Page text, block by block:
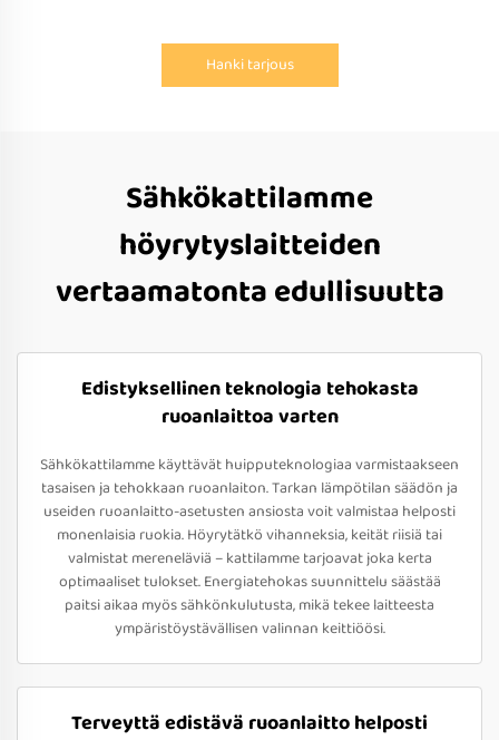
Hanki tarjous
Sähkökattilamme
höyrytyslaitteiden
vertaamatonta edullisuutta
Edistyksellinen teknologia tehokasta
ruoanlaittoa varten
Sähkökattilamme käyttävät huipputeknologiaa varmistaakseen
tasaisen ja tehokkaan ruoanlaiton. Tarkan lämpötilan säädön ja
useiden ruoanlaitto-asetusten ansiosta voit valmistaa helposti
monenlaisia ruokia. Höyrytätkö vihanneksia, keität riisiä tai
valmistat mereneläviä – kattilamme tarjoavat joka kerta
optimaaliset tulokset. Energiatehokas suunnittelu säästää
paitsi aikaa myös sähkönkulutusta, mikä tekee laitteesta
ympäristöystävällisen valinnan keittiöösi.
Terveyttä edistävä ruoanlaitto helposti